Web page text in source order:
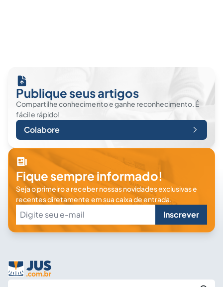
Publique seus artigos
Compartilhe conhecimento e ganhe reconhecimento. É
fácil e rápido!
Colabore
Fique sempre informado!
Seja o primeiro a receber nossas novidades exclusivas e
recentes diretamente em sua caixa de entrada.
Inscrever